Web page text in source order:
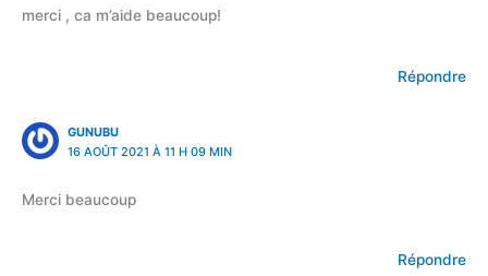
merci , ca m’aide beaucoup!
Répondre
GUNUBU
16 AOÛT 2021 À 11 H 09 MIN
Merci beaucoup
Répondre